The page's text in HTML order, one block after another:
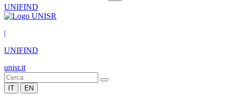
UNIFIND
|
UNIFIND
unisr.it
IT EN